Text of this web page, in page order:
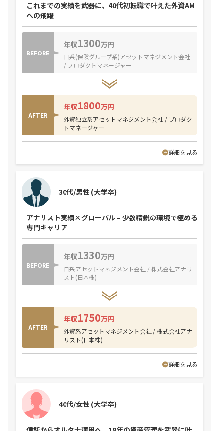
これまでの実績を武器に、40代初転職で叶えた外資AM
への飛躍
BEFORE
年収1300万円
日系(保険グループ系)アセットマネジメント会社
/ プロダクトマネージャー
AFTER
年収1800万円
外資独立系アセットマネジメント会社 / プロダク
トマネージャー
詳細を見る
アナリスト実績×グローバル – 少数精鋭の環境で極める
専門キャリア
30代/男性 (大学卒)
BEFORE
年収1330万円
日系アセットマネジメント会社 / 株式会社アナリ
スト(日本株)
AFTER
年収1750万円
外資系アセットマネジメント会社 / 株式会社アナ
リスト(日本株)
詳細を見る
40代/女性 (大学卒)